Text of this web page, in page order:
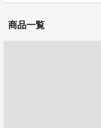
商品一覧